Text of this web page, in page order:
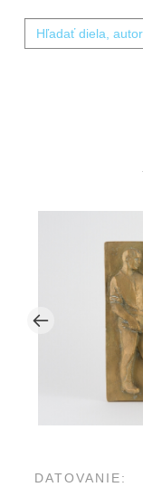
DATOVANIE: